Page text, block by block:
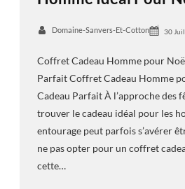
Domaine-Sanvers-Et-Cotton 30
Coffret Cadeau Homme pour
Parfait Coffret Cadeau Homme
Cadeau Parfait À l’approche des
trouver le cadeau idéal pour les
entourage peut parfois s’avérer
ne pas opter pour un coffret
cette…